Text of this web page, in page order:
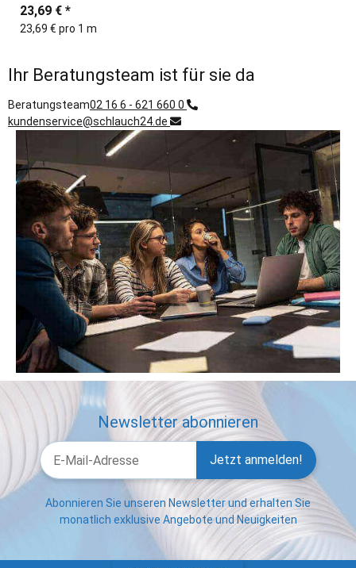
23,69 € *
23,69 € pro 1 m
Ihr Beratungsteam ist für sie da
Beratungsteam02 16 6 - 621 660 0
kundenservice@schlauch24.de
Newsletter abonnieren
Jetzt anmelden!
Abonnieren Sie unseren Newsletter und erhalten Sie
monatlich exklusive Angebote und Neuigkeiten